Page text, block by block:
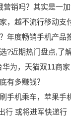
营销吗？其实是一
，越不流行移动支
年度畅销手机产品
?近期热门盘点,了
为，天猫双11商家
有多赚钱？
手机乘车，苹果手
行 或将进军快递行